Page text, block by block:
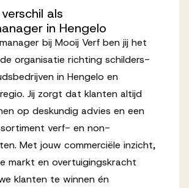
verschil als
in Hengelo
bij Mooij Verf ben jij het
organisatie richting schilders-
in Hengelo en
Jij zorgt dat klanten altijd
op deskundig advies en een
verf- en non-
Met jouw commerciële inzicht,
markt en overtuigingskracht
klanten te winnen én